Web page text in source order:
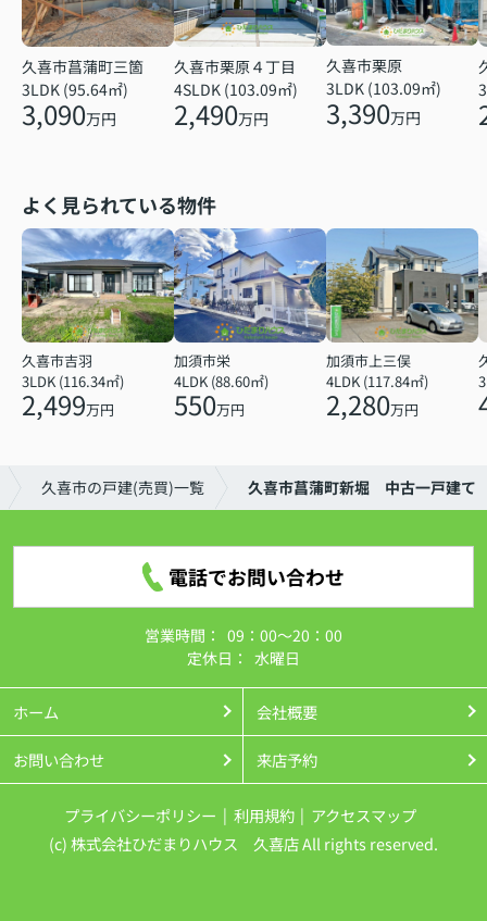
久喜市菖蒲町三箇
3LDK (95.64㎡)
3,090万円
久喜市栗原４丁目
4SLDK (103.09㎡)
2,490万円
久喜市栗原
3LDK (103.09㎡)
3,390万円
よく見られている物件
久喜市吉羽
3LDK (116.34㎡)
2,499万円
加須市栄
4LDK (88.60㎡)
550万円
加須市上三俣
4LDK (117.84㎡)
2,280万円
久喜市の戸建(売買)一覧 久喜市菖蒲町新堀 中古一戸建て
電話でお問い合わせ
営業時間： 09：00～20：00
定休日： 水曜日
ホーム 会社概要
お問い合わせ 来店予約
プライバシーポリシー 利用規約
アクセスマップ
(c) 株式会社ひだまりハウス 久喜店 All rights reserved.